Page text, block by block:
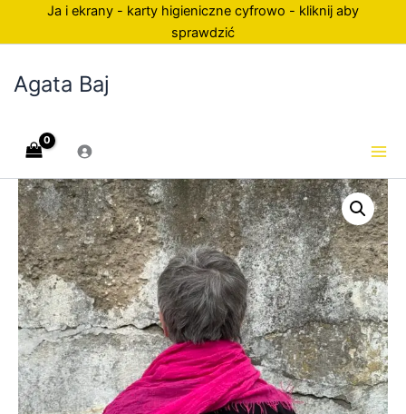
Ja i ekrany - karty higieniczne cyfrowo - kliknij aby
sprawdzić
Agata Baj
ilość
rozwojowe
grupy
wsparcia